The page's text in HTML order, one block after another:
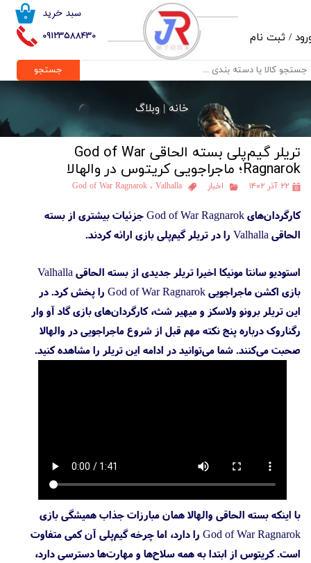
09123588430
۰ سبد خرید
/ ثبت نام
حساب کاربری من
تغییر گذر واژه
خروج از حساب کاربری
جستجو
خانه |وبلاگ
تریلر گیم‌پلی بسته الحاقی God of War
Ragnarok؛ ماجراجویی کریتوس در والهالا
۲۲ آذر ۱۴۰۲ اخبار God of War Ragnarok ، Valhalla
کارگردان‌های God of War Ragnarok جزئیات بیشتری از بسته
الحاقی Valhalla را در تریلر گیم‌پلی بازی ارائه کردند.
استودیو سانتا مونیکا اخیرا تریلر جدیدی از بسته الحاقی Valhalla
بازی اکشن ماجراجویی God of War Ragnarok را پخش کرد. در
این تریلر برونو ولاسکز و میهیر شث، کارگردان‌های بازی گاد آو وار
رگناروک درباره پنج نکته مهم قبل از شروع ماجراجویی در والهالا
صحبت می‌کنند. شما می‌توانید در ادامه این تریلر را مشاهده کنید.
با اینکه بسته الحاقی والهالا همان مبارزات جذاب همیشگی بازی
God of War Ragnarok را دارد، اما چرخه گیم‌پلی آن کمی متفاوت
است. کریتوس از ابتدا به همه سلاح‌ها و مهارت‌ها دسترسی دارد،